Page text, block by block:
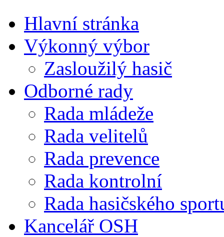
Hlavní stránka
Výkonný výbor
Zasloužilý hasič
Odborné rady
Rada mládeže
Rada velitelů
Rada prevence
Rada kontrolní
Rada hasičského
Kancelář OSH